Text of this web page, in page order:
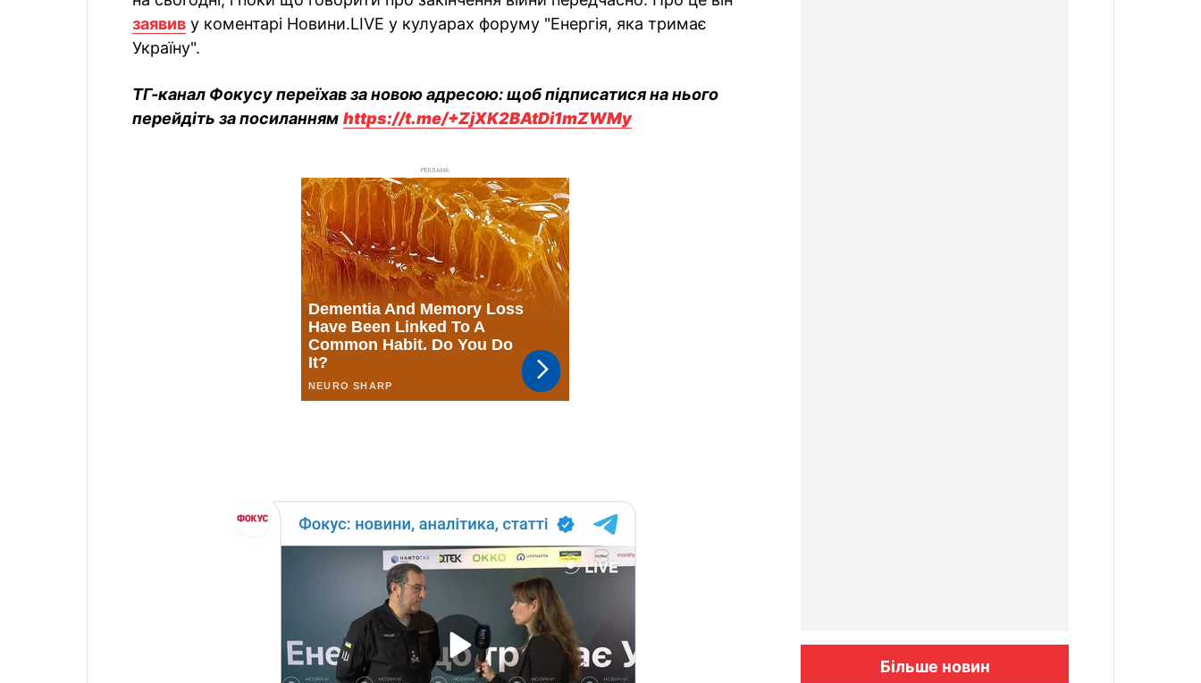
заявив у коментарі Новини.LIVE у кулуарах форуму "Енергія, яка тримає
Україну".
ТГ-канал Фокусу переїхав за новою адресою: щоб підписатися на нього
перейдіть за посиланням https://t.me/+ZjXK2BAtDi1mZWMy
РЕКЛАМА
Більше новин